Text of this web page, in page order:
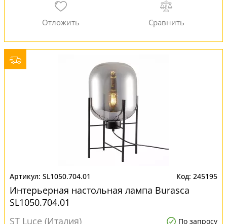
SL1050.704.01 245195
Интерьерная настольная лампа Burasca
SL1050.704.01
ST Luce (Италия)
По запросу